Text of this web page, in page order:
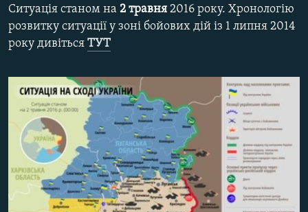
УКРАЇНА
СХЕМИ
КИТАЙ.ВИКЛИКИ
ФОТО
СПЕЦПРОЄКТИ
ПОДКАСТИ
КРИМ РЕАЛІЇ
Ситуація станом на 2 травня 2016 року. Хронологію
розвитку ситуації у зоні бойових дій із 1 липня 2014
року дивіться ТУТ